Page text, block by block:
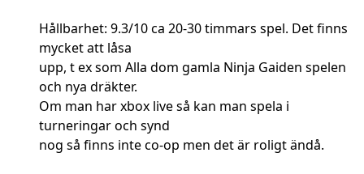
Hållbarhet: 9.3/10 ca 20-30 timmars spel. Det finns
mycket att låsa
upp, t ex som Alla dom gamla Ninja Gaiden spelen
och nya dräkter.
Om man har xbox live så kan man spela i
turneringar och synd
nog så finns inte co-op men det är roligt ändå.